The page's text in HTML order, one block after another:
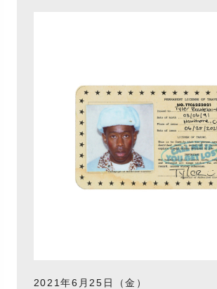
2021年6月25日（金）